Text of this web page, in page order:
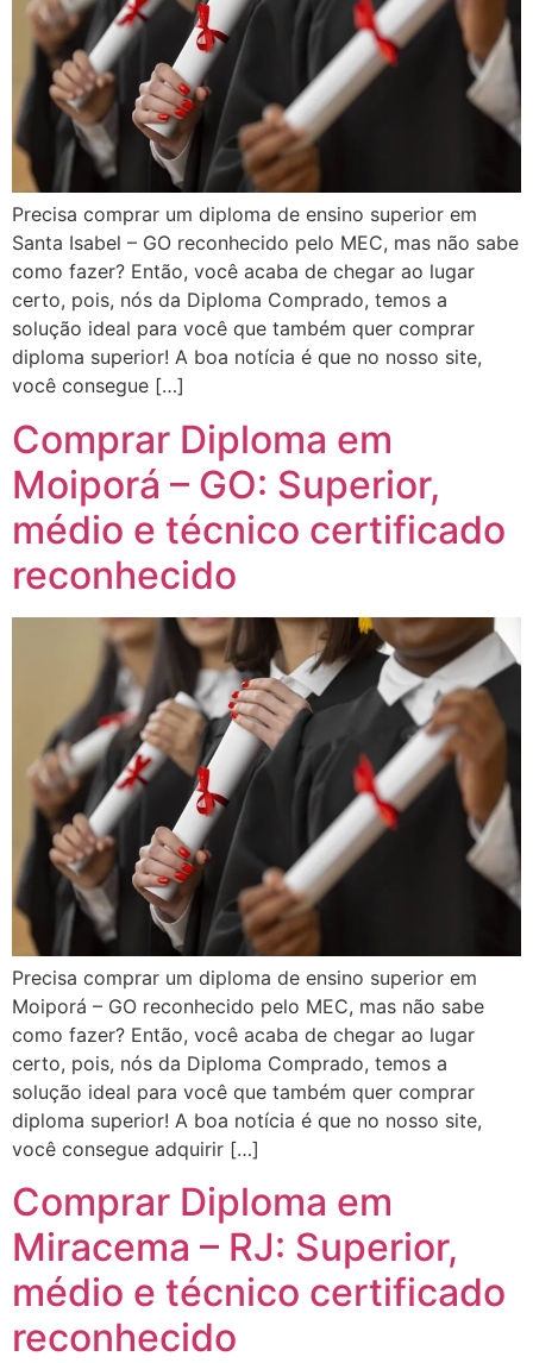
Precisa comprar um diploma de ensino superior em
Santa Isabel – GO reconhecido pelo MEC, mas não sabe
como fazer? Então, você acaba de chegar ao lugar
certo, pois, nós da Diploma Comprado, temos a
solução ideal para você que também quer comprar
diploma superior! A boa notícia é que no nosso site,
você consegue […]
Comprar Diploma em
Moiporá – GO: Superior,
médio e técnico certificado
reconhecido
Precisa comprar um diploma de ensino superior em
Moiporá – GO reconhecido pelo MEC, mas não sabe
como fazer? Então, você acaba de chegar ao lugar
certo, pois, nós da Diploma Comprado, temos a
solução ideal para você que também quer comprar
diploma superior! A boa notícia é que no nosso site,
você consegue adquirir […]
Comprar Diploma em
Miracema – RJ: Superior,
médio e técnico certificado
reconhecido